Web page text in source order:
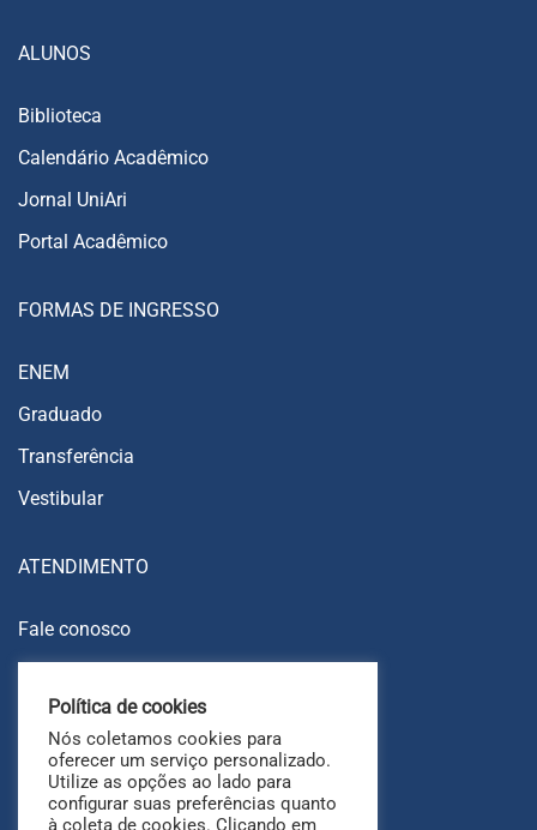
ALUNOS
Biblioteca
Calendário Acadêmico
Jornal UniAri
Portal Acadêmico
FORMAS DE INGRESSO
ENEM
Graduado
Transferência
Vestibular
ATENDIMENTO
Fale conosco
Ouvidoria
FAQ
Política de cookies
Nós coletamos cookies para
oferecer um serviço personalizado.
Utilize as opções ao lado para
configurar suas preferências quanto
à coleta de cookies. Clicando em